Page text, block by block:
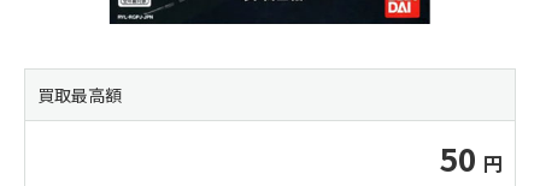
買取最高額
50